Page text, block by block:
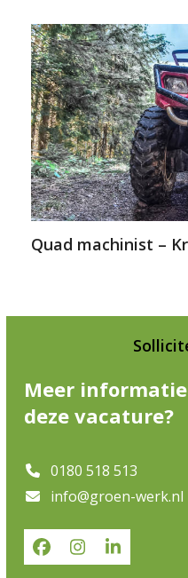
Quad machinist –
Meer
deze vacature?
0180 518 513
info@groen-werk.nl
Facebook
Instagram
LinkedIn